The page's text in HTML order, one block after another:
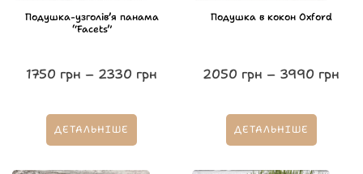
Подушка-узголівʼя панама
“Facets”
1750 грн – 2330 грн
ДЕТАЛЬНІШЕ
Подушка в кокон Oxford
2050 грн – 3990 грн
ДЕТАЛЬНІШЕ